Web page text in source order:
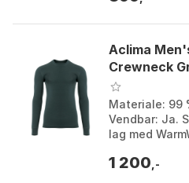
Aclima
Crewneck
Materiale: 99
Vendbar: Ja.
lag med
Farge: Green
1 200 ,-